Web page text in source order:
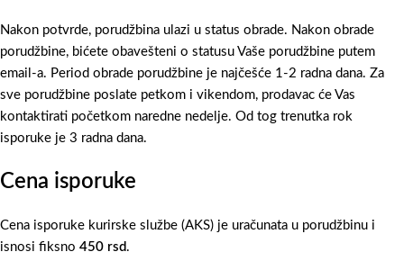
Nakon potvrde, porudžbina ulazi u status obrade. Nakon obrade
porudžbine, bićete obavešteni o statusu Vaše porudžbine putem
email-a. Period obrade porudžbine je najčešće 1-2 radna dana. Za
sve porudžbine poslate petkom i vikendom, prodavac će Vas
kontaktirati početkom naredne nedelje. Od tog trenutka rok
isporuke je 3 radna dana.
Cena isporuke
Cena isporuke kurirske službe (AKS) je uračunata u porudžbinu i
isnosi fiksno 450 rsd .